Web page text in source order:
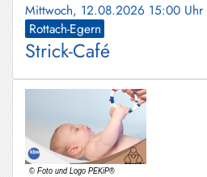
Mittwoch, 12.08.2026 15:00 Uhr
Rottach-Egern
Strick-Café